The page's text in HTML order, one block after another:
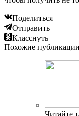
Поделиться
Отправить
Класснуть
Похожие публикации
Читайте